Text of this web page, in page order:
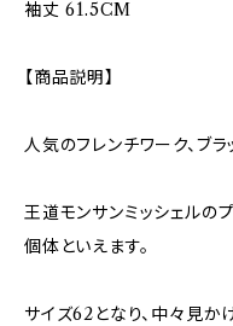
袖丈 61.5CM
【商品説明】
人気のフレンチワーク、ブラ
王道モンサンミッシェルの
個体といえます。
サイズ62となり、中々見か